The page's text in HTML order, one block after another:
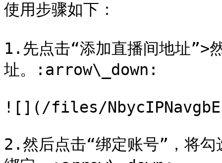
使用步骤如下：
1.先点击“添加直播间地址”>
址。:arrow\_down:
![](/files/
2.然后点击“绑定账号”，将